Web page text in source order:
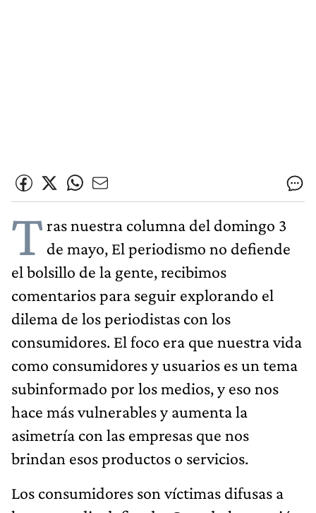
Tras nuestra columna del domingo 3
de mayo, El periodismo no defiende
el bolsillo de la gente, recibimos
comentarios para seguir explorando el
dilema de los periodistas con los
consumidores. El foco era que nuestra vida
como consumidores y usuarios es un tema
subinformado por los medios, y eso nos
hace más vulnerables y aumenta la
asimetría con las empresas que nos
brindan esos productos o servicios.
Los consumidores son víctimas difusas a